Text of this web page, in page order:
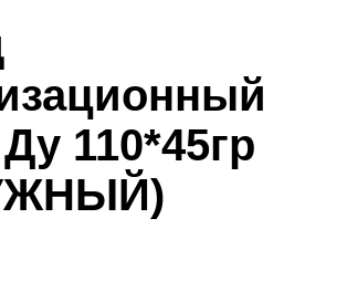
110*45гр